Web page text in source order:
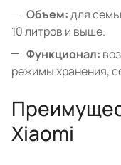
Объем:для
10 литров и выше.
Функционал:
режимы хранения,
Xiaomi